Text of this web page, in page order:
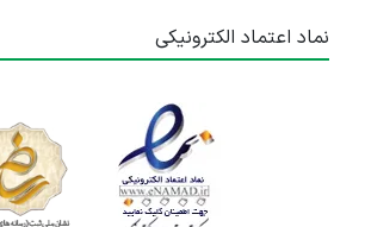
نماد اعتماد الکترونیکی